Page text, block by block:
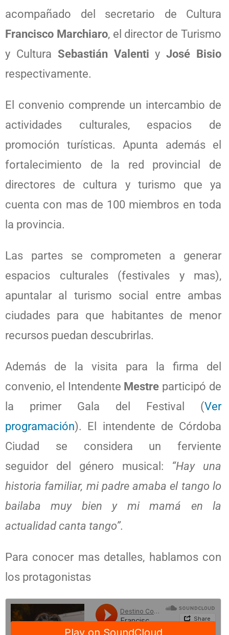
acompañado del secretario de Cultura
Francisco Marchiaro, el director de Turismo
y Cultura Sebastián Valenti yJosé Bisio
respectivamente.
El convenio comprende un intercambio de
actividades culturales, espacios de
promoción turísticas. Apunta además el
fortalecimiento de la red provincial de
directores de cultura y turismo que ya
cuenta con mas de 100 miembros en toda
la provincia.
Las partes se comprometen a generar
espacios culturales (festivales y mas),
apuntalar al turismo social entre ambas
ciudades para que habitantes de menor
recursos puedan descubrirlas.
Además de la visita para la firma del
convenio, el Intendente Mestre participó de
la primer Gala del Festival (Ver
programación). El intendente de Córdoba
Ciudad se considera un ferviente
seguidor del género musical: “Hay una
historia familiar, mi padre amaba el tango lo
bailaba muy bien y mi mamá en la
actualidad canta tango”.
Para conocer mas detalles, hablamos con
los protagonistas